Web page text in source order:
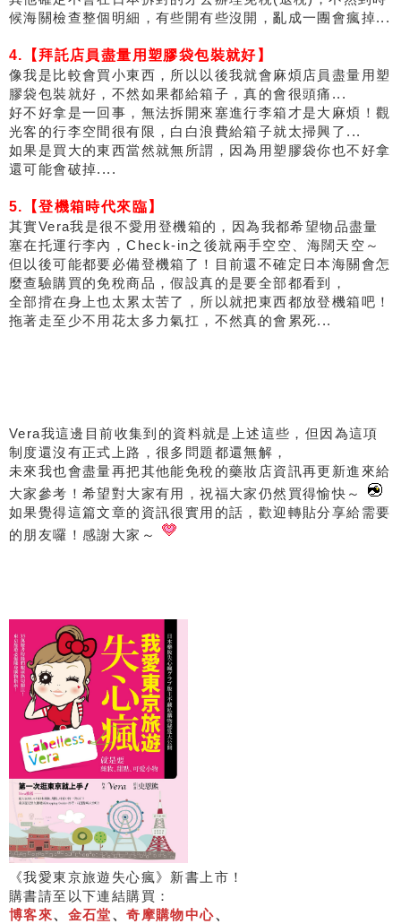
候海關檢查整個明細，有些開有些沒開，亂成一團會瘋掉...
4.【拜託店員盡量用塑膠袋包裝就好】
像我是比較會買小東西，所以以後我就會麻煩店員盡量用塑
膠袋包裝就好，不然如果都給箱子，真的會很頭痛...
好不好拿是一回事，無法拆開來塞進行李箱才是大麻煩！觀
光客的行李空間很有限，白白浪費給箱子就太掃興了...
如果是買大的東西當然就無所謂，因為用塑膠袋你也不好拿
還可能會破掉....
5.【登機箱時代來臨】
其實Vera我是很不愛用登機箱的，因為我都希望物品盡量
塞在托運行李內，Check-in之後就兩手空空、海闊天空～
但以後可能都要必備登機箱了！目前還不確定日本海關會怎
麼查驗購買的免稅商品，假設真的是要全部都看到，
全部揹在身上也太累太苦了，所以就把東西都放登機箱吧！
拖著走至少不用花太多力氣扛，不然真的會累死...
Vera我這邊目前收集到的資料就是上述這些，但因為這項
制度還沒有正式上路，很多問題都還無解，
未來我也會盡量再把其他能免稅的藥妝店資訊再更新進來給
大家參考！希望對大家有用，祝福大家仍然買得愉快～
如果覺得這篇文章的資訊很實用的話，歡迎轉貼分享給需要
的朋友囉！感謝大家～
《我愛東京旅遊失心瘋》新書上市！
購書請至以下連結購買：
博客來、 金石堂、奇摩購物中心、